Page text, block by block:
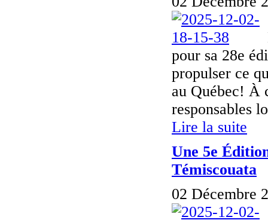
pour sa 28e
propulser ce
au Québec! À
responsables
Lire la suite
Une 5e
Témiscouata
02 Décembre